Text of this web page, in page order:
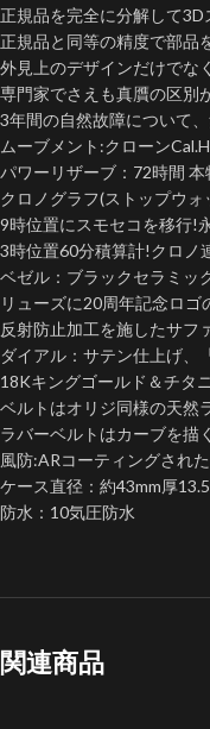
正規品を完全に分解して
正規品と同等の精度で部品
外見上のデザインだけでな
専門家でさえも真贋の区別
3年間の自然故障について
ムーブメント:クローン
パワーリザーブ：72時間
クロノグラフ(ストップウ
9時位置にスモセコを移行!
3時位置60分積算計!クロノ
ベゼル：ブラックセラミッ
リューズに20周年記念ロゴ
反射防止加工を施したサフ
ダイアル：サテン仕上げ、
18Kキングゴールド＆チタ
ベルトはオリジ同様の天然
ラバーベルトはカーブを描
風防:ARコーティングされ
ケース直径：約43mm厚13.5
防水：10気圧防水
関連商品